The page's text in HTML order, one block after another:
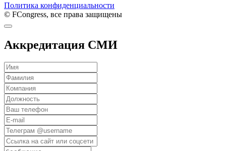
Политика конфиденциальности
© FCongress, все права защищены
Аккредитация СМИ